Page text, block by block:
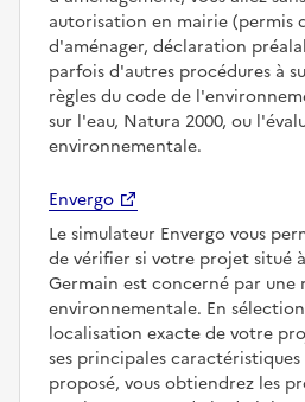
autorisation en mairie (permis
d'aménager, déclaration
parfois d'autres procédures à
règles du code de
sur l'eau, Natura 2000, ou
environnementale.
Envergo
Le simulateur Envergo vous
de vérifier si votre projet situé
Germain est concerné par une
environnementale. En
localisation exacte de votre
ses principales
proposé, vous obtiendrez les